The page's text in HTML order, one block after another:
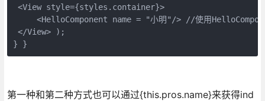
<View style={styles.container}>
<HelloComponent name = "小明"/> //使用
</View> );
} }
第一种和第二种方式也可以通过{this.pros.name}来获得ind